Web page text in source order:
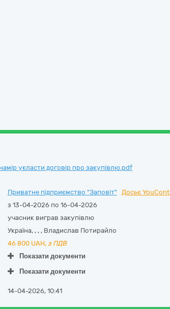
укласти договір про закупівлю.pdf
Приватне підприємство "Заповіт"
Досьє
з 13-04-2026 по 16-04-2026
учасник виграв закупівлю
Україна, , , , Владислав Потирайло
46 800 UAH, з ПДВ
Показати документи
Показати документи
14-04-2026, 10:41